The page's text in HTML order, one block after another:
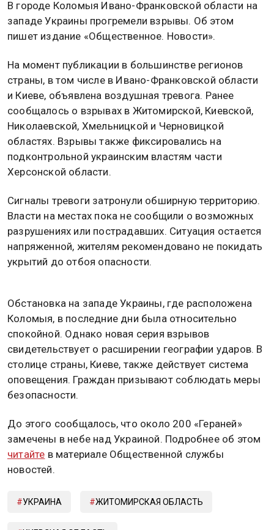
В городе Коломыя Ивано-Франковской области на
западе Украины прогремели взрывы. Об этом
пишет издание «Общественное. Новости».
На момент публикации в большинстве регионов
страны, в том числе в Ивано-Франковской области
и Киеве, объявлена воздушная тревога. Ранее
сообщалось о взрывах в Житомирской, Киевской,
Николаевской, Хмельницкой и Черновицкой
областях. Взрывы также фиксировались на
подконтрольной украинским властям части
Херсонской области.
Сигналы тревоги затронули обширную территорию.
Власти на местах пока не сообщили о возможных
разрушениях или пострадавших. Ситуация остается
напряженной, жителям рекомендовано не покидать
укрытий до отбоя опасности.
Обстановка на западе Украины, где расположена
Коломыя, в последние дни была относительно
спокойной. Однако новая серия взрывов
свидетельствует о расширении географии ударов. В
столице страны, Киеве, также действует система
оповещения. Граждан призывают соблюдать меры
безопасности.
До этого сообщалось, что около 200 «Гераней»
замечены в небе над Украиной. Подробнее об этом
читайте в материале Общественной службы
новостей.
УКРАИНА ЖИТОМИРСКАЯ ОБЛАСТЬ